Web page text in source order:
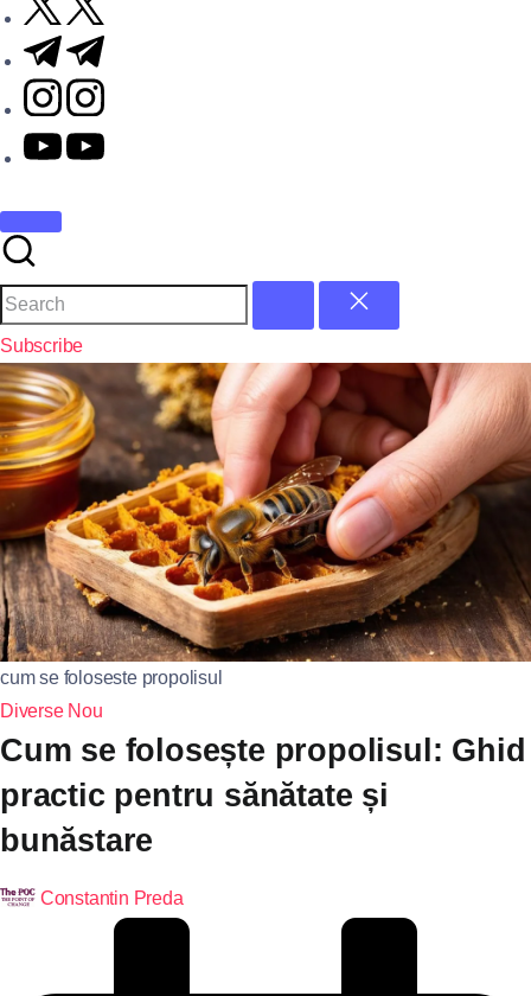
Subscribe
cum se foloseste propolisul
Diverse Nou
Cum se folosește propolisul: Ghid
practic pentru sănătate și
bunăstare
Constantin Preda